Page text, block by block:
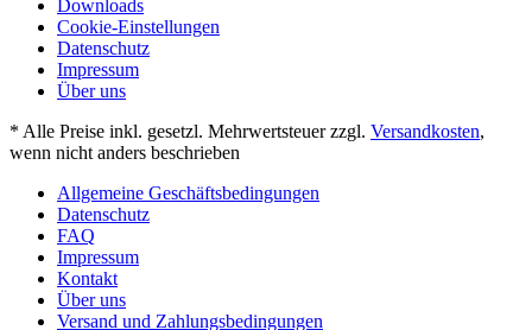
Downloads
Cookie-Einstellungen
Datenschutz
Impressum
Über uns
* Alle Preise inkl. gesetzl. Mehrwertsteuer zzgl. Versandkosten,
wenn nicht anders beschrieben
Allgemeine Geschäftsbedingungen
Datenschutz
FAQ
Impressum
Kontakt
Über uns
Versand und Zahlungsbedingungen